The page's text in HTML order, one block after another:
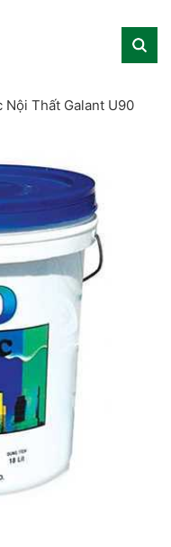
Nội Thất Galant U90